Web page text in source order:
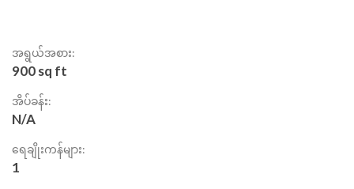
အရွယ်အစား:
900 sq ft
အိပ်ခန်း:
N/A
ရေချိုးကန်များ:
1